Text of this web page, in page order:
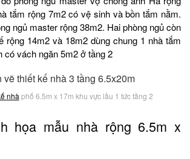
tắm rộng 7m2 có vệ sinh và bồn tắm nằm.
ngủ master rộng 38m2. Hai phòng ngủ còn
rộng 14m2 và 18m2 dùng chung 1 nhà tắm
có vách ngăn 5m2 ở tầng 2
nhà phố 6.5m x 17m khu vực lầu 1 tức tầng 2
họa mẫu nhà rộng 6.5m x